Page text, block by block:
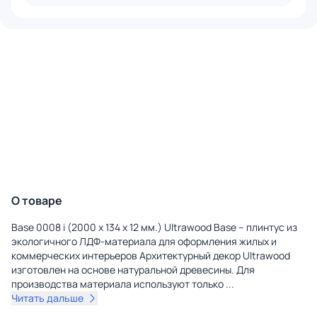
О товаре
Base 0008 i (2000 x 134 x 12 мм.) Ultrawood Base – плинтус из
экологичного ЛДФ-материала для оформления жилых и
коммерческих интерьеров Архитектурный декор Ultrawood
изготовлен на основе натуральной древесины. Для
производства материала используют только ...
Читать дальше